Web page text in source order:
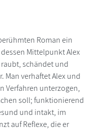
Roman ein
Mittelpunkt Alex
schändet und
Man verhaftet Alex und
Verfahren unterzogen,
soll; funktionierend
und intakt, im
auf Reflexe, die er